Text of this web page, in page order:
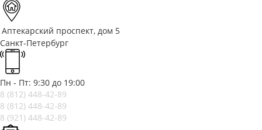
Аптекарский проспект, дом 5
Санкт-Петербург
Пн - Пт: 9:30 до 19:00
8 (812) 448-42-89
8 (812) 448-42-89
8 (921) 448-42-89